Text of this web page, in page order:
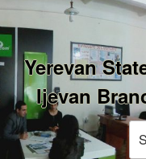
Yerevan
Ijevan